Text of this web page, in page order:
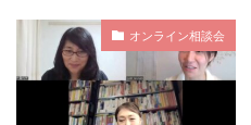
オンライン相談会